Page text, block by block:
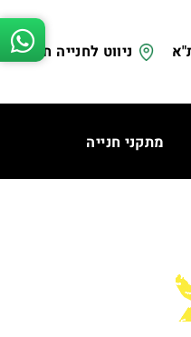
ניווט לחנייה חינם
מתקני חנייה